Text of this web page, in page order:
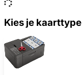
Kies je kaarttype